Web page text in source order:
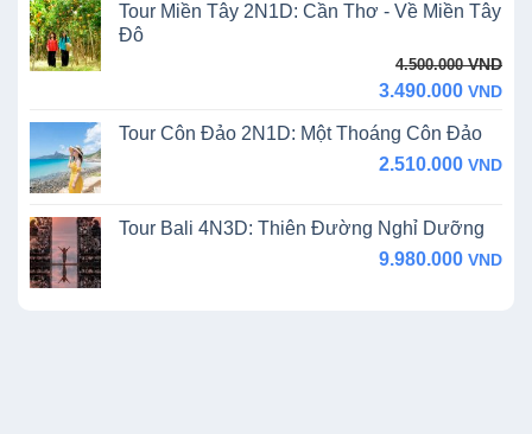
5.990.000 VND.
5.000.000 VND.
Tour Miền Tây 2N1D: Cần Thơ - Về Miền Tây
Đô
4.500.000VND
4.500.000 VND.
3.490.000 VND
3.490.000 VND.
Tour Côn Đảo 2N1D: Một Thoáng Côn Đảo
2.510.000 VND
Tour Bali 4N3D: Thiên Đường Nghỉ Dưỡng
9.980.000 VND